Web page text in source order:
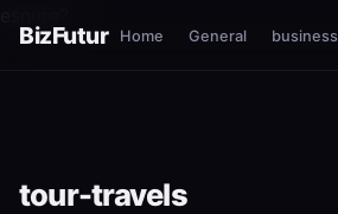
BizFutur Home General business
tour-travels